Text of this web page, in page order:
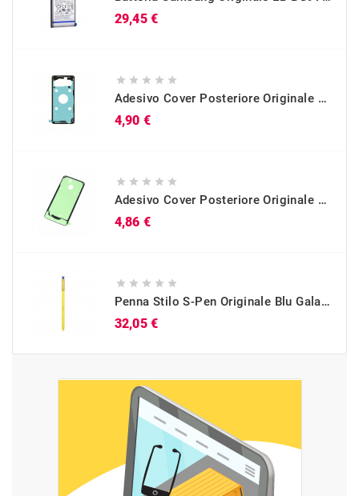
29,45 €
    
Adesivo Cover Posteriore Originale Galaxy S10 (SM-G973)
4,90 €
    
Adesivo Cover Posteriore Originale Galaxy A40 (SM-A405)
4,86 €
    
Penna Stilo S-Pen Originale Blu Galaxy Note 9 (SM-N960)
32,05 €